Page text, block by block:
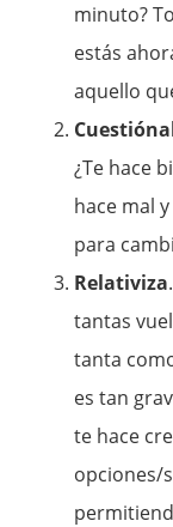
minuto?
estás
aquello
¿Te hace
hace mal
para
Relativiza
tantas
tanta
es tan
te hace
opciones/